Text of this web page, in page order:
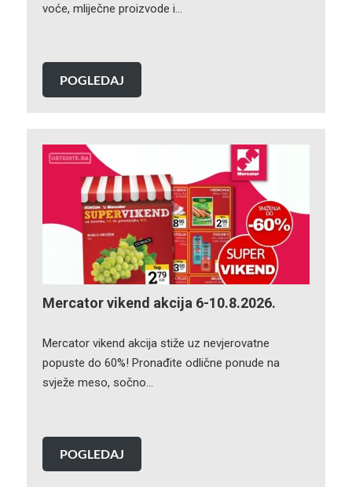
voće, mliječne proizvode i…
POGLEDAJ
Mercator vikend akcija 6-10.8.2026.
Mercator vikend akcija stiže uz nevjerovatne
popuste do 60%! Pronađite odlične ponude na
svježe meso, sočno…
POGLEDAJ